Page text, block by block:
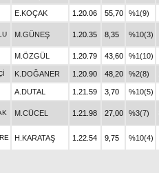
E.KOÇAK 1.20.06 55,70 %1(9)
M.GÜNEŞ 1.20.35 8,35 %10(3)
M.ÖZGÜL 1.20.79 43,60 %1(10)
K.DOĞANER 1.20.90 48,20 %2(8)
A.DUTAL 1.21.59 3,70 %10(5)
M.CÜCEL 1.21.98 27,00 %3(7)
H.KARATAŞ 1.22.54 9,75 %10(4)